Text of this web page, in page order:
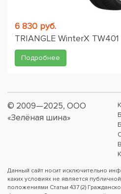
6 830 руб.
TRIANGLE WinterX
Подробнее
© 2009—2025, ООО
«Зелёная шина»
Данный сайт носит исключительно
каких условиях не является
положениями Статьи 437 (2)